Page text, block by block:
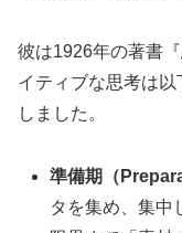
彼は1926年の著書
イティブな思考は
しました。
準備期（
タを集め、集中